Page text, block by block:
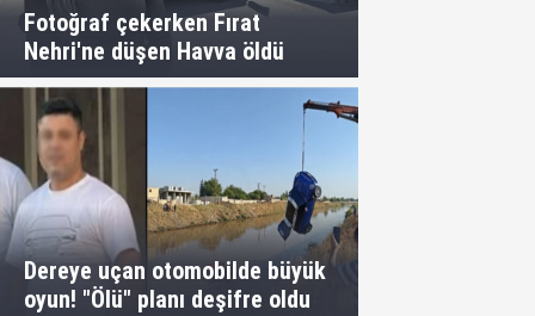
Fotoğraf çekerken Fırat
Nehri'ne düşen Havva öldü
Dereye uçan otomobilde büyük
oyun! "Ölü" planı deşifre oldu